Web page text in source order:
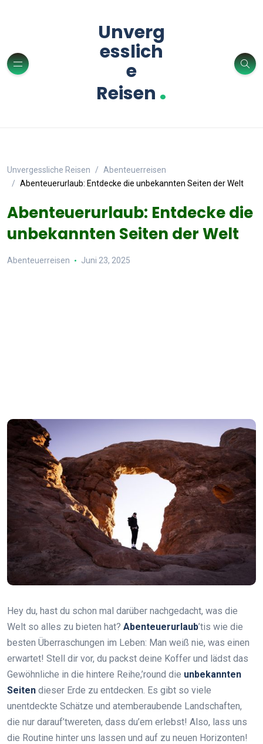
Unverg
esslich
e
Reisen .
Unvergessliche Reisen
Abenteuerreisen
Abenteuerurlaub: Entdecke die unbekannten Seiten der Welt
Abenteuerurlaub: Entdecke die
unbekannten Seiten der Welt
Abenteuerreisen Juni 23, 2025
Hey du, hast du schon mal darüber nachgedacht, was die
Welt so alles zu bieten hat? Abenteuerurlaub’tis wie die
besten Überraschungen im Leben: Man weiß nie, was einen
erwartet! Stell dir vor, du packst deine Koffer und lädst das
Gewöhnliche in die hintere Reihe,’round die unbekannten
Seiten dieser Erde zu entdecken. Es gibt so viele
unentdeckte Schätze und atemberaubende Landschaften,
die nur darauf’twereten, dass du’em erlebst! Also, lass uns
die Routine hinter uns lassen und auf zu neuen Horizonten!